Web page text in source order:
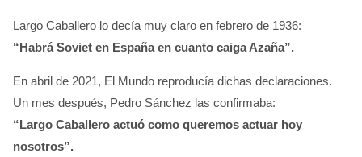
Largo Caballero lo decía muy claro en febrero de 1936:
“Habrá Soviet en España en cuanto caiga Azaña”.
En abril de 2021, El Mundo reproducía dichas declaraciones.
Un mes después, Pedro Sánchez las confirmaba:
“Largo Caballero actuó como queremos actuar hoy
nosotros”.